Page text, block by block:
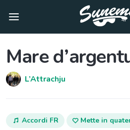
Mare
L’Attrachju
Accordi FR Mette in